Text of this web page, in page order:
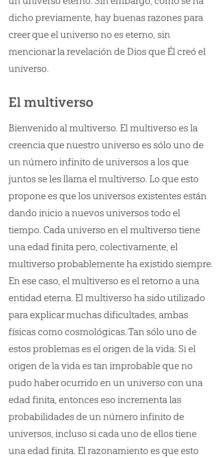
dicho previamente, hay buenas razones para
creer que el universo no es eterno, sin
mencionar la revelación de Dios que Él creó el
universo.
El multiverso
Bienvenido al multiverso. El multiverso es la
creencia que nuestro universo es sólo uno de
un número infinito de universos a los que
juntos se les llama el multiverso. Lo que esto
propone es que los universos existentes están
dando inicio a nuevos universos todo el
tiempo. Cada universo en el multiverso tiene
una edad finita pero, colectivamente, el
multiverso probablemente ha existido siempre.
En ese caso, el multiverso es el retorno a una
entidad eterna. El multiverso ha sido utilizado
para explicar muchas dificultades, ambas
físicas como cosmológicas. Tan sólo uno de
estos problemas es el origen de la vida. Si el
origen de la vida es tan improbable que no
pudo haber ocurrido en un universo con una
edad finita, entonces eso incrementa las
probabilidades de un número infinito de
universos, incluso si cada uno de ellos tiene
una edad finita. El razonamiento es que esto